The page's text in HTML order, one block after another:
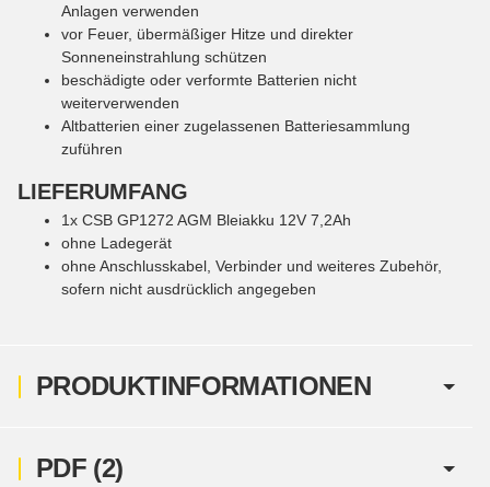
PRODUKTINFORMATIONEN
Anlagen verwenden
vor Feuer, übermäßiger Hitze und direkter
Sonneneinstrahlung schützen
beschädigte oder verformte Batterien nicht
weiterverwenden
Altbatterien einer zugelassenen Batteriesammlung
zuführen
LIEFERUMFANG
1x CSB GP1272 AGM Bleiakku 12V 7,2Ah
ohne Ladegerät
ohne Anschlusskabel, Verbinder und weiteres Zubehör,
sofern nicht ausdrücklich angegeben
PDF (2)